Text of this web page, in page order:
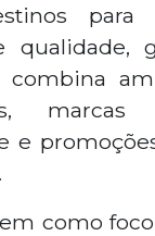
para
qualidade,
combina
marcas
e
como